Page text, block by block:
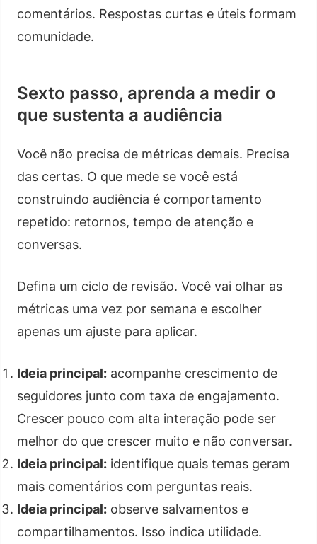
comentários. Respostas curtas e úteis formam
comunidade.
Sexto passo, aprenda a medir o
que sustenta a audiência
Você não precisa de métricas demais. Precisa
das certas. O que mede se você está
construindo audiência é comportamento
repetido: retornos, tempo de atenção e
conversas.
Defina um ciclo de revisão. Você vai olhar as
métricas uma vez por semana e escolher
apenas um ajuste para aplicar.
Ideia principal: acompanhe crescimento de
seguidores junto com taxa de engajamento.
Crescer pouco com alta interação pode ser
melhor do que crescer muito e não conversar.
Ideia principal: identifique quais temas geram
mais comentários com perguntas reais.
Ideia principal: observe salvamentos e
compartilhamentos. Isso indica utilidade.